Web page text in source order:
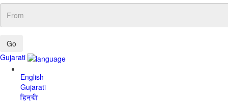
From
Gujarati
English
Gujarati
हिन्दी